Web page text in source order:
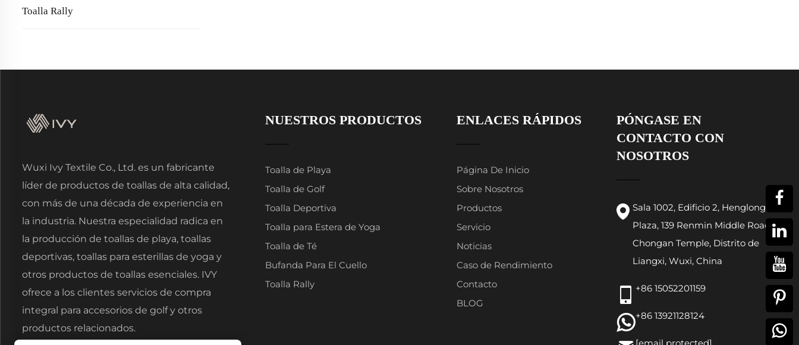
Toalla Rally
Wuxi Ivy Textile Co., Ltd. es un fabricante
líder de productos de toallas de alta calidad,
con más de una década de experiencia en
la industria. Nuestra especialidad radica en
la producción de toallas de playa, toallas
deportivas, toallas para esterillas de yoga y
otros productos de toallas esenciales. IVY
ofrece a los clientes servicios de compra
integral para accesorios de golf y otros
productos relacionados.
NUESTROS PRODUCTOS
Toalla de Playa
Toalla de Golf
Toalla Deportiva
Toalla para Estera de Yoga
Toalla de Té
Bufanda Para El Cuello
Toalla Rally
ENLACES RÁPIDOS
Página De Inicio
Sobre Nosotros
Productos
Servicio
Noticias
Caso de Rendimiento
Contacto
BLOG
PÓNGASE EN
CONTACTO CON
NOSOTROS
Sala 1002, Edificio 2, Henglong
Plaza, 139 Renmin Middle Road,
Chongan Temple, Distrito de
Liangxi, Wuxi, China
+86 15052201159
+86 13921128124